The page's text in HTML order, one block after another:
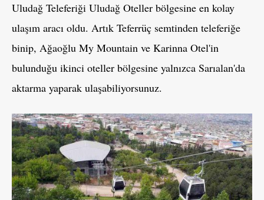
Uludağ Teleferiği Uludağ Oteller bölgesine en kolay
ulaşım aracı oldu. Artık Teferrüç semtinden teleferiğe
binip, Ağaoğlu My Mountain ve Karinna Otel'in
bulunduğu ikinci oteller bölgesine yalnızca Sarıalan'da
aktarma yaparak ulaşabiliyorsunuz.